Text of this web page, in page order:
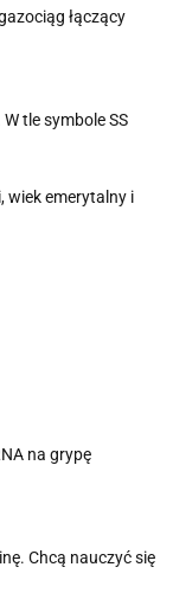
łączący
tle symbole SS
wiek emerytalny i
na grypę
Chcą nauczyć się